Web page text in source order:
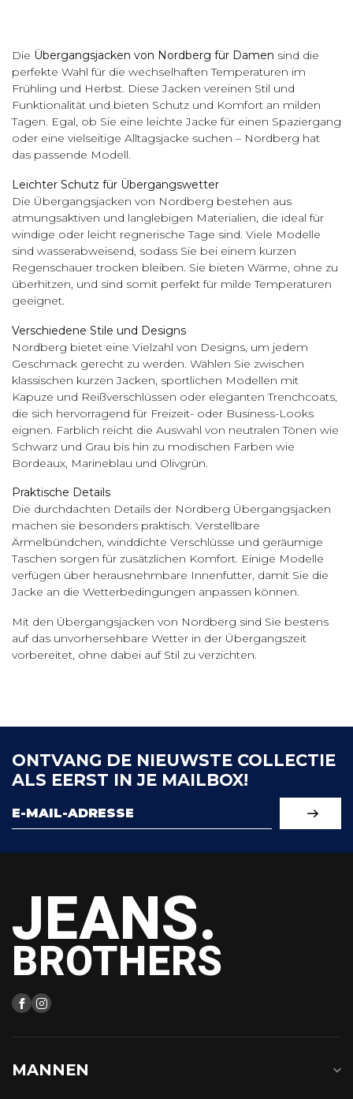
Die Übergangsjacken von Nordberg für Damen sind die
perfekte Wahl für die wechselhaften Temperaturen im
Frühling und Herbst. Diese Jacken vereinen Stil und
Funktionalität und bieten Schutz und Komfort an milden
Tagen. Egal, ob Sie eine leichte Jacke für einen Spaziergang
oder eine vielseitige Alltagsjacke suchen – Nordberg hat
das passende Modell.
Leichter Schutz für Übergangswetter
Die Übergangsjacken von Nordberg bestehen aus
atmungsaktiven und langlebigen Materialien, die ideal für
windige oder leicht regnerische Tage sind. Viele Modelle
sind wasserabweisend, sodass Sie bei einem kurzen
Regenschauer trocken bleiben. Sie bieten Wärme, ohne zu
überhitzen, und sind somit perfekt für milde Temperaturen
geeignet.
Verschiedene Stile und Designs
Nordberg bietet eine Vielzahl von Designs, um jedem
Geschmack gerecht zu werden. Wählen Sie zwischen
klassischen kurzen Jacken, sportlichen Modellen mit
Kapuze und Reißverschlüssen oder eleganten Trenchcoats,
die sich hervorragend für Freizeit- oder Business-Looks
eignen. Farblich reicht die Auswahl von neutralen Tönen wie
Schwarz und Grau bis hin zu modischen Farben wie
Bordeaux, Marineblau und Olivgrün.
Praktische Details
Die durchdachten Details der Nordberg Übergangsjacken
machen sie besonders praktisch. Verstellbare
Ärmelbündchen, winddichte Verschlüsse und geräumige
Taschen sorgen für zusätzlichen Komfort. Einige Modelle
verfügen über herausnehmbare Innenfutter, damit Sie die
Jacke an die Wetterbedingungen anpassen können.
Mit den Übergangsjacken von Nordberg sind Sie bestens
auf das unvorhersehbare Wetter in der Übergangszeit
vorbereitet, ohne dabei auf Stil zu verzichten.
ONTVANG DE NIEUWSTE COLLECTIE
ALS EERST IN JE MAILBOX!
JEANS.
BROTHERS
MANNEN